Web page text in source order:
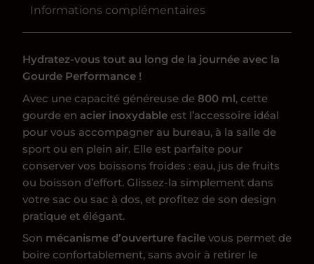
Informations complémentaires
Hydratez-vous tout au long de la journée avec la
Gourde Performance !
Avec une capacité généreuse de 800 ml, cette
gourde en acier inoxydable est l’accessoire idéal
pour vous accompagner au bureau, à la salle de
sport ou en plein air. Elle est parfaite pour
conserver vos boissons froides : eau, jus de fruits
ou boisson d’effort. Glissez-la simplement dans
votre sac ou sac à dos, et profitez de son design
pratique et élégant.
Son mécanisme d’ouverture facile vous permet de
boire confortablement, sans avoir à retirer le